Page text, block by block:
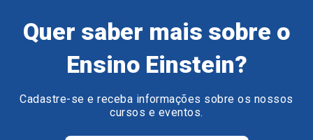
Quer saber mais sobre o
Ensino Einstein?
Cadastre-se e receba informações sobre os nossos
cursos e eventos.